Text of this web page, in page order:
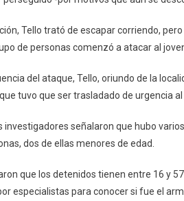
Tello trató de escapar corriendo,
de personas comenzó a atacar al
del ataque, Tello, oriundo de la
tuvo que ser trasladado de urgencia
investigadores señalaron que hubo
dos de ellas menores de edad.
que los detenidos tienen entre 16 y
especialistas para conocer si fue el